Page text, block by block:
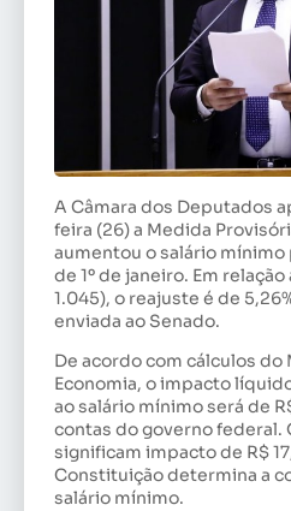
A Câmara dos Deputados
feira (26) a Medida
aumentou o salário mínimo
de 1º de janeiro. Em
1.045), o reajuste é de
enviada ao Senado.
De acordo com cálculos do
Economia, o impacto
ao salário mínimo será de
contas do governo federal.
significam impacto de R$
Constituição determina a
salário mínimo.